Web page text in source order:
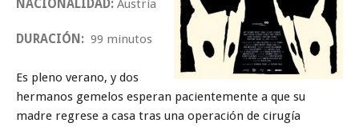
NACIONALIDAD: Áustria
DURACIÓN: 99 minutos
Es pleno verano, y dos
hermanos gemelos esperan pacientemente a que su
madre regrese a casa tras una operación de cirugía